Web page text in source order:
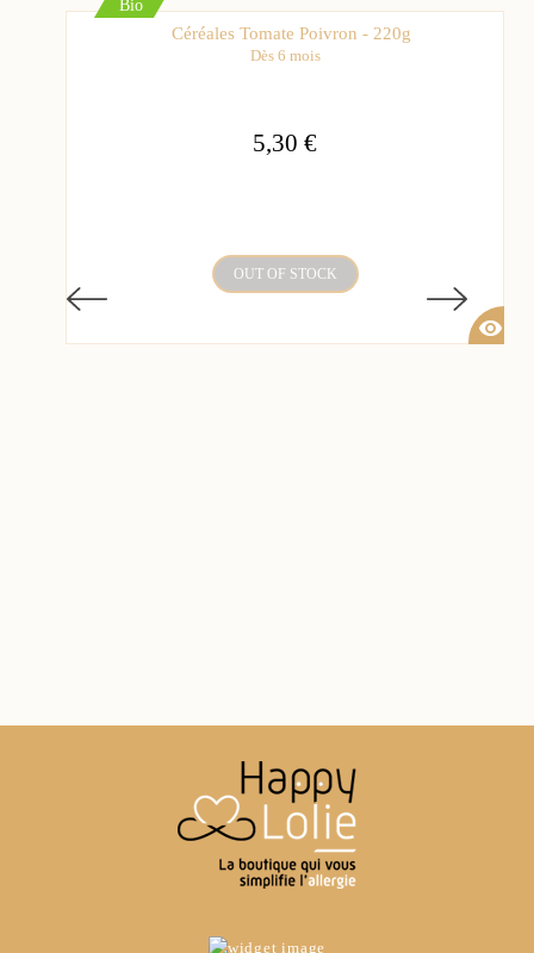
Bio
Céréales Tomate Poivron - 220g
Dès 6 mois
5,30 €
OUT OF STOCK
visibility